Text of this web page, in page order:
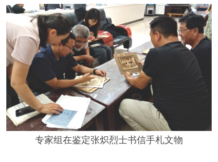
专家组在鉴定张炽烈士书信手札文物